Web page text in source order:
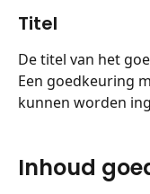
Titel
De titel van het
Een goedkeuring
kunnen worden
Inhoud